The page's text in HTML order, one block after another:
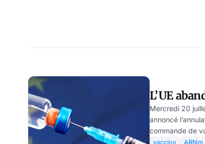
L’UE
Mercredi 20
annoncé
commande de
décision risque
vaccins
ARNm